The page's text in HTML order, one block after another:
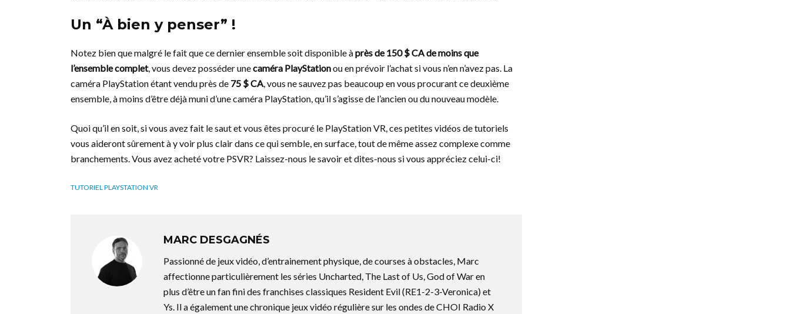
Un “À bien y penser” !
Notez bien que malgré le fait que ce dernier ensemble soit disponible àprès de 150 $ CA de moins que
l’ensemble complet, vous devez posséder unecaméra PlayStationou en prévoir l’achat si vous n’en n’avez pas. La
caméra PlayStation étant vendu près de 75 $ CA, vous ne sauvez pas beaucoup en vous procurant ce deuxième
ensemble, à moins d’être déjà muni d’une caméra PlayStation, qu’il s’agisse de l’ancien ou du nouveau modèle.
Quoi qu’il en soit, si vous avez fait le saut et vous êtes procuré le PlayStation VR, ces petites vidéos de tutoriels
vous aideront sûrement à y voir plus clair dans ce qui semble, en surface, tout de même assez complexe comme
branchements. Vous avez acheté votre PSVR? Laissez-nous le savoir et dites-nous si vous appréciez celui-ci!
TUTORIEL PLAYSTATION VR
MARC DESGAGNÉS
Passionné de jeux vidéo, d’entrainement physique, de courses à obstacles, Marc
affectionne particulièrement les séries Uncharted, The Last of Us, God of War en
plus d’être un fan fini des franchises classiques Resident Evil (RE1-2-3-Veronica) et
Ys. Il a également une chronique jeux vidéo régulière sur les ondes de CHOI Radio X